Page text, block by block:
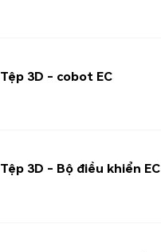
Tệp 3D - cobot EC
Tệp 3D - Bộ điều khiển EC